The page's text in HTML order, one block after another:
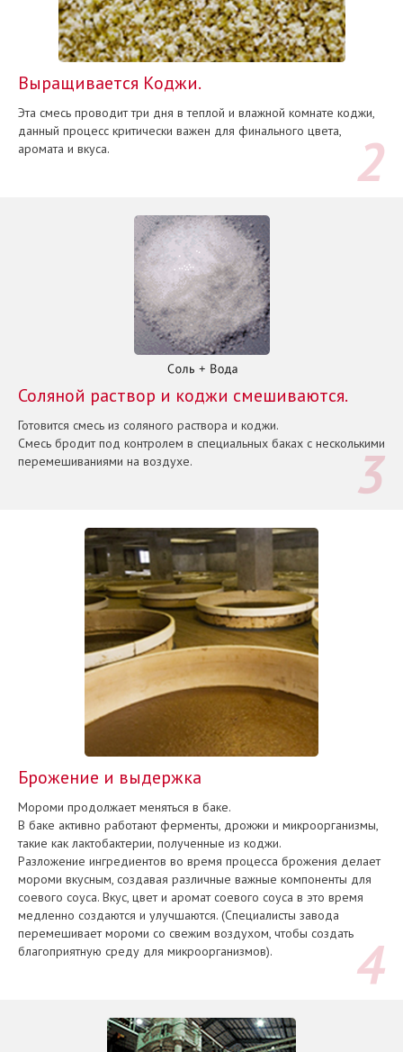
Выращивается Коджи.
Эта смесь проводит три дня в теплой и влажной комнате коджи,
данный процесс критически важен для финального цвета,
аромата и вкуса.
Соляной раствор и коджи смешиваются.
Готовится смесь из соляного раствора и коджи.
Смесь бродит под контролем в специальных баках с несколькими
перемешиваниями на воздухе.
Брожение и выдержка
Мороми продолжает меняться в баке.
В баке активно работают ферменты, дрожжи и микроорганизмы,
такие как лактобактерии, полученные из коджи.
Разложение ингредиентов во время процесса брожения делает
мороми вкусным, создавая различные важные компоненты для
соевого соуса. Вкус, цвет и аромат соевого соуса в это время
медленно создаются и улучшаются. (Специалисты завода
перемешивает мороми со свежим воздухом, чтобы создать
благоприятную среду для микроорганизмов).